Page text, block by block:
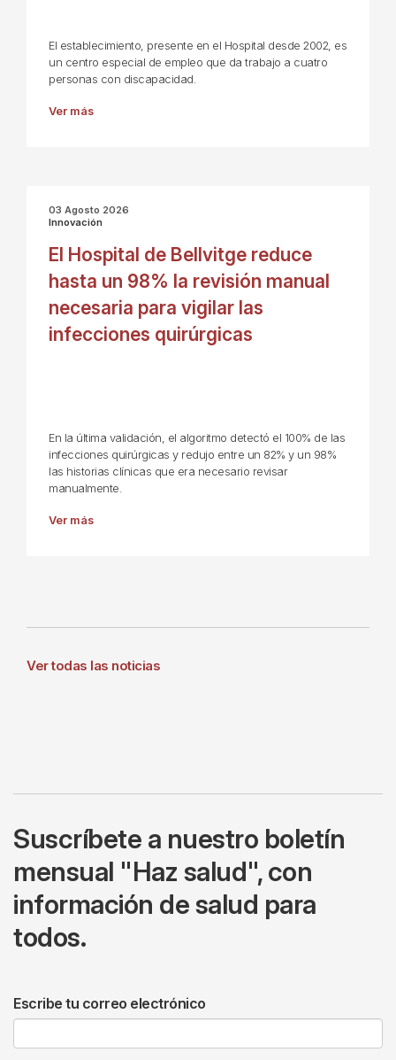
El establecimiento, presente en el Hospital desde 2002, es
un centro especial de empleo que da trabajo a cuatro
personas con discapacidad.
Ver más
03 Agosto 2026
Innovación
El Hospital de Bellvitge reduce
hasta un 98% la revisión manual
necesaria para vigilar las
infecciones quirúrgicas
En la última validación, el algoritmo detectó el 100% de las
infecciones quirúrgicas y redujo entre un 82% y un 98%
las historias clínicas que era necesario revisar
manualmente.
Ver más
Ver todas las noticias
Suscríbete a nuestro boletín
mensual "Haz salud", con
información de salud para
todos.
Escribe tu correo electrónico